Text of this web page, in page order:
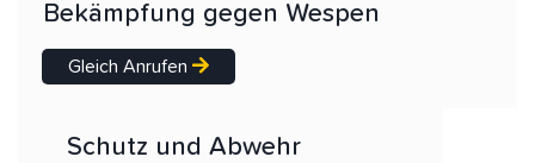
Bekämpfung gegen Wespen
Gleich Anrufen
Schutz und Abwehr